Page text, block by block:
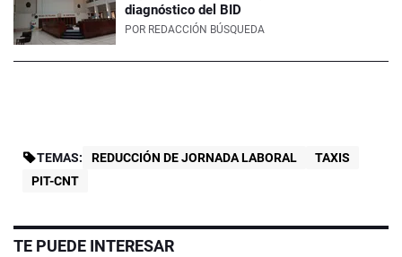
diagnóstico del BID
POR REDACCIÓN BÚSQUEDA
TEMAS: REDUCCIÓN DE JORNADA LABORAL
TAXIS
PIT-CNT
TE PUEDE INTERESAR